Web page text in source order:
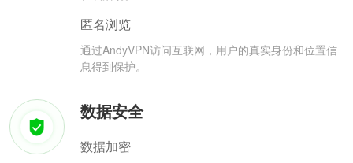
匿名浏览
通过AndyVPN访问互联网，用户的真实身份和位置信
息得到保护。
数据安全
数据加密